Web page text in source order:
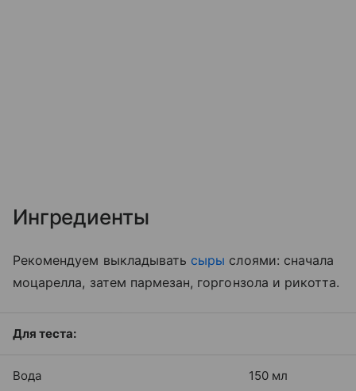
Ингредиенты
Рекомендуем выкладывать сыры слоями: сначала
моцарелла, затем пармезан, горгонзола и рикотта.
Для теста:
Вода 150 мл